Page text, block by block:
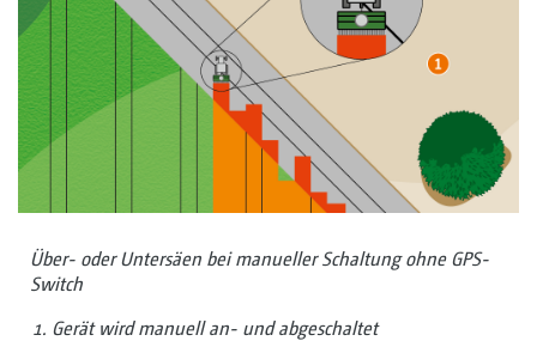
Über- oder Untersäen bei manueller Schaltung ohne GPS-
Switch
Gerät wird manuell an- und abgeschaltet